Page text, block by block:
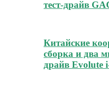
тест-драйв
Китайские
сборка и два
драйв Evolute